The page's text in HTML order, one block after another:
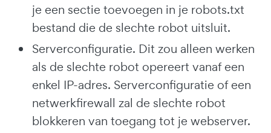
je een sectie toevoegen in je robots.txt
bestand die de slechte robot uitsluit.
Serverconfiguratie. Dit zou alleen werken
als de slechte robot opereert vanaf een
enkel IP-adres. Serverconfiguratie of een
netwerkfirewall zal de slechte robot
blokkeren van toegang tot je webserver.